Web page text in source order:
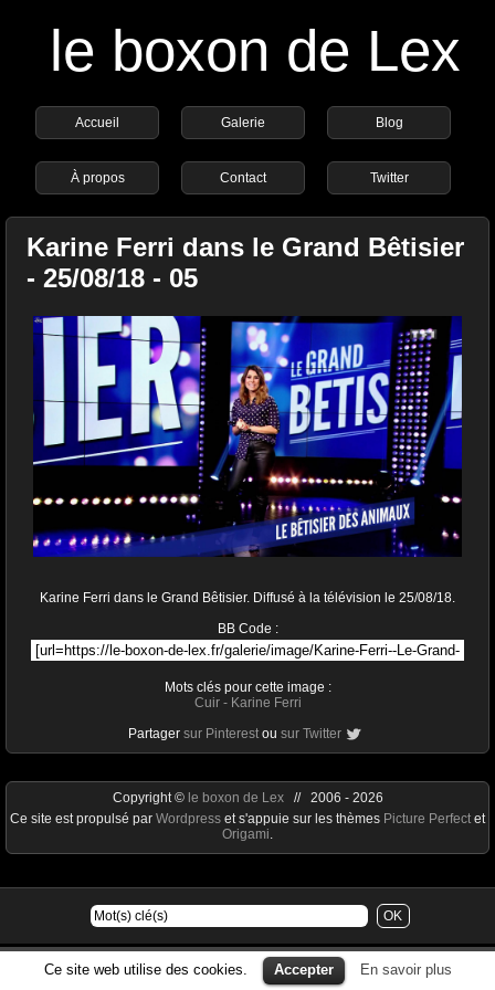
le boxon de Lex
Accueil Galerie Blog
À propos Contact Twitter
Karine Ferri dans le Grand Bêtisier
- 25/08/18 - 05
Karine Ferri dans le Grand Bêtisier. Diffusé à la télévision le 25/08/18.
BB Code :
Mots clés pour cette image :
Cuir- Karine Ferri
Partager sur Pinterest ou sur Twitter
Ce site web utilise des cookies. Accepter En savoir plus
Copyright © le boxon de Lex// 2006 - 2026
Ce site est propulsé par Wordpress et s'appuie sur les thèmes Picture Perfect et
Origami.